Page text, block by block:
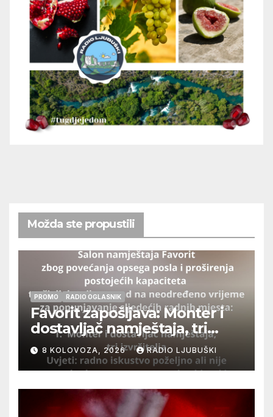
Možda ste propustili
PROMO RADIO OGLASNIK
Favorit zapošljava: Monter i
dostavljač namještaja, tri
izvršitelja
8 KOLOVOZA, 2026 RADIO LJUBUŠKI